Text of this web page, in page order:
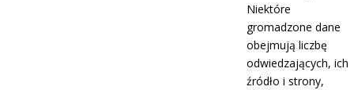
Niektóre
gromadzone dane
obejmują liczbę
odwiedzających, ich
źródło i strony,